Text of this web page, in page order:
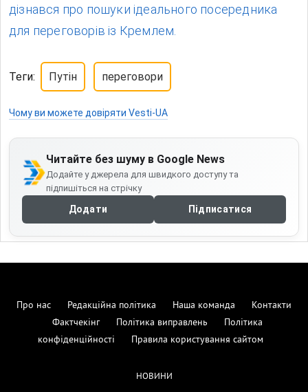
дізнався про пошуки ідеального посередника
для переговорів із Кремлем.
Теги: Путін переговори
Чому ви можете довіряти Vesti-UA
Читайте без шуму в Google News
Додайте у джерела для швидкого доступу та
підпишіться на стрічку
Додати Підписатися
Про нас Редакційна політика Наша команда
Контакти
Фактчекінг
Політика виправлень
Політика
конфіденційності
Правила користування сайтом
НОВИНИ